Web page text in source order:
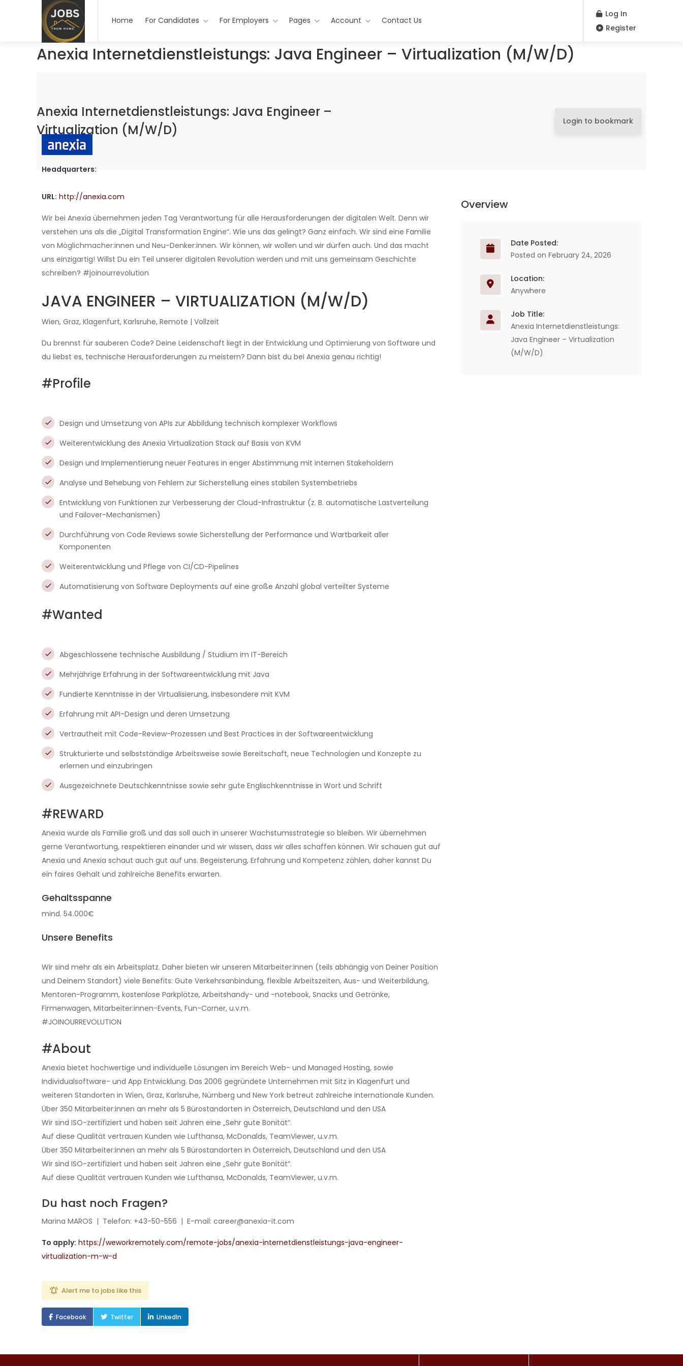
Home For Candidates For Employers Pages Account Contact Us
Log In
Register
Anexia Internetdienstleistungs: Java Engineer – Virtualization (M/W/D)
Anexia Internetdienstleistungs: Java Engineer –
Virtualization (M/W/D)
Login to bookmark
Headquarters:
URL: http://anexia.com
Wir bei Anexia übernehmen jeden Tag Verantwortung für alle Herausforderungen der digitalen Welt. Denn wir
verstehen uns als die „Digital Transformation Engine“. Wie uns das gelingt? Ganz einfach. Wir sind eine Familie
von Möglichmacher:innen und Neu-Denker:innen. Wir können, wir wollen und wir dürfen auch. Und das macht
uns einzigartig! Willst Du ein Teil unserer digitalen Revolution werden und mit uns gemeinsam Geschichte
schreiben? #joinourrevolution
JAVA ENGINEER – VIRTUALIZATION (M/W/D)
Wien, Graz, Klagenfurt, Karlsruhe, Remote | Vollzeit
Du brennst für sauberen Code? Deine Leidenschaft liegt in der Entwicklung und Optimierung von Software und
du liebst es, technische Herausforderungen zu meistern? Dann bist du bei Anexia genau richtig!
#Profile
Design und Umsetzung von APIs zur Abbildung technisch komplexer Workflows
Weiterentwicklung des Anexia Virtualization Stack auf Basis von KVM
Design und Implementierung neuer Features in enger Abstimmung mit internen Stakeholdern
Analyse und Behebung von Fehlern zur Sicherstellung eines stabilen Systembetriebs
Entwicklung von Funktionen zur Verbesserung der Cloud-Infrastruktur (z. B. automatische Lastverteilung
und Failover-Mechanismen)
Durchführung von Code Reviews sowie Sicherstellung der Performance und Wartbarkeit aller
Komponenten
Weiterentwicklung und Pflege von CI/CD-Pipelines
Automatisierung von Software Deployments auf eine große Anzahl global verteilter Systeme
#Wanted
Abgeschlossene technische Ausbildung / Studium im IT-Bereich
Mehrjährige Erfahrung in der Softwareentwicklung mit Java
Fundierte Kenntnisse in der Virtualisierung, insbesondere mit KVM
Erfahrung mit API-Design und deren Umsetzung
Vertrautheit mit Code-Review-Prozessen und Best Practices in der Softwareentwicklung
Strukturierte und selbstständige Arbeitsweise sowie Bereitschaft, neue Technologien und Konzepte zu
erlernen und einzubringen
Ausgezeichnete Deutschkenntnisse sowie sehr gute Englischkenntnisse in Wort und Schrift
#REWARD
Anexia wurde als Familie groß und das soll auch in unserer Wachstumsstrategie so bleiben. Wir übernehmen
gerne Verantwortung, respektieren einander und wir wissen, dass wir alles schaffen können. Wir schauen gut auf
Anexia und Anexia schaut auch gut auf uns. Begeisterung, Erfahrung und Kompetenz zählen, daher kannst Du
ein faires Gehalt und zahlreiche Benefits erwarten.
Gehaltsspanne
mind. 54.000€
Unsere Benefits
Wir sind mehr als ein Arbeitsplatz. Daher bieten wir unseren Mitarbeiter:innen (teils abhängig von Deiner Position
und Deinem Standort) viele Benefits: Gute Verkehrsanbindung, flexible Arbeitszeiten, Aus- und Weiterbildung,
Mentoren-Programm, kostenlose Parkplätze, Arbeitshandy- und -notebook, Snacks und Getränke,
Firmenwagen, Mitarbeiter:innen-Events, Fun-Corner, u.v.m.
#JOINOURREVOLUTION
#About
Anexia bietet hochwertige und individuelle Lösungen im Bereich Web- und Managed Hosting, sowie
Individualsoftware- und App Entwicklung. Das 2006 gegründete Unternehmen mit Sitz in Klagenfurt und
weiteren Standorten in Wien, Graz, Karlsruhe, Nürnberg und New York betreut zahlreiche internationale Kunden.
Über 350 Mitarbeiter:innen an mehr als 5 Bürostandorten in Österreich, Deutschland und den USA
Wir sind ISO-zertifiziert und haben seit Jahren eine „Sehr gute Bonität“.
Auf diese Qualität vertrauen Kunden wie Lufthansa, McDonalds, TeamViewer, u.v.m.
Über 350 Mitarbeiter:innen an mehr als 5 Bürostandorten in Österreich, Deutschland und den USA
Wir sind ISO-zertifiziert und haben seit Jahren eine „Sehr gute Bonität“.
Auf diese Qualität vertrauen Kunden wie Lufthansa, McDonalds, TeamViewer, u.v.m.
Du hast noch Fragen?
Marina MAROS | Telefon: +43-50-556 | E-mail: career@anexia-it.com
To apply: https://weworkremotely.com/remote-jobs/anexia-internetdienstleistungs-java-engineer-
virtualization-m-w-d
Alert me to jobs like this
Facebook Twitter LinkedIn
Overview
Date Posted:
Posted on February 24, 2026
Location:
Anywhere
Job Title:
Anexia Internetdienstleistungs:
Java Engineer – Virtualization
(M/W/D)